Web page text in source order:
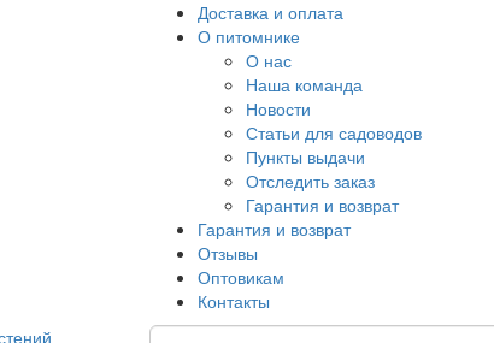
Доставка и оплата
О питомнике
О нас
Наша команда
Новости
Статьи для садоводов
Пункты выдачи
Отследить заказ
Гарантия и возврат
Гарантия и возврат
Отзывы
Оптовикам
Контакты